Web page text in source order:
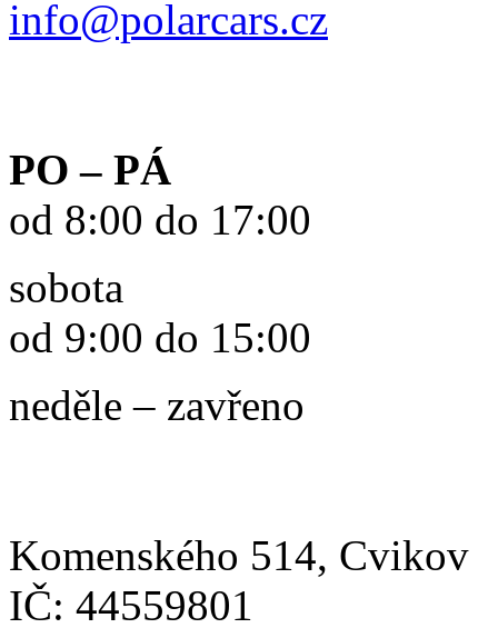
info@polarcars.cz
PO – PÁ
od 8:00 do 17:00
sobota
od 9:00 do 15:00
neděle – zavřeno
Komenského 514, Cvikov
IČ: 44559801